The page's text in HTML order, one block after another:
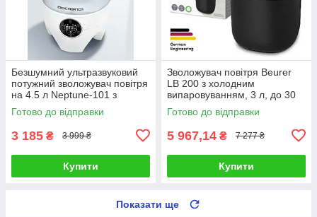
Безшумний ультразвуковий
потужний зволожувач повітря
на 4.5 л Neptune-101 з
сенсорним дисплеїв і
пультом ДУ
Готово до відправки
3 185 ₴ 3 999 ₴
Купити
Зволожувач повітря Beurer
LB 200 з холодним
випаровуванням, 3 л, до 30
м²
Готово до відправки
5 967,14 ₴ 7 277 ₴
Купити
Показати ще